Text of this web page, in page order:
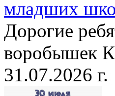
младших
Дорогие
воробышек
31.07.2026 г.